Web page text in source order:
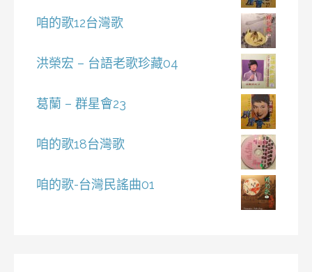
咱的歌12台灣歌
洪榮宏 – 台語老歌珍藏04
葛蘭 – 群星會23
咱的歌18台灣歌
咱的歌-台灣民謠曲01